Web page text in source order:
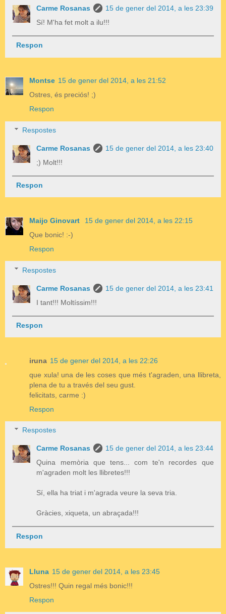
Carme Rosanas
15 de gener del 2014, a les 23:39
Sí! M'ha fet molt a ilu!!!
Respon
Montse 15 de gener del 2014, a les 21:52
Ostres, és preciós! ;)
Respon
Respostes
Carme Rosanas
15 de gener del 2014, a les 23:40
;) Molt!!!
Respon
Maijo Ginovart
15 de gener del 2014, a les 22:15
Que bonic! :-)
Respon
Respostes
Carme Rosanas
15 de gener del 2014, a les 23:41
I tant!!! Moltíssim!!!
Respon
iruna 15 de gener del 2014, a les 22:26
que xula! una de les coses que més t'agraden, una llibreta,
plena de tu a través del seu gust.
felicitats, carme :)
Respon
Respostes
Carme Rosanas
15 de gener del 2014, a les 23:44
Quina memòria que tens... com te'n recordes que
m'agraden molt les llibretes!!!
Sí, ella ha triat i m'agrada veure la seva tria.
Gràcies, xiqueta, un abraçada!!!
Respon
Lluna 15 de gener del 2014, a les 23:45
Ostres!!! Quin regal més bonic!!!
Respon